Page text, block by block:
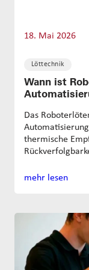
18. Mai 2026
Löttechnik
Wann ist
Das
thermische
mehr lesen